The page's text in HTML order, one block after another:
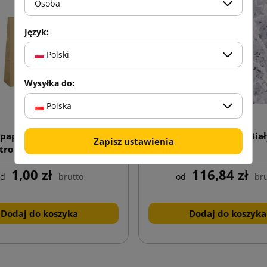
z nadrukiem
C1 180x80x210
1,00 zł brutto
Dodaj do koszyka
Wiórki papierowe
od 116,84 zł
Dodaj do koszyka
Osoba
Język:
Polski
Wysyłka do:
Polska
Zapisz ustawienia